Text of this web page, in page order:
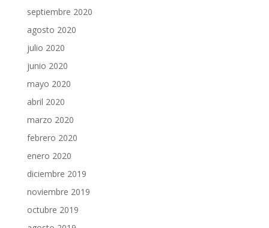
septiembre 2020
agosto 2020
julio 2020
junio 2020
mayo 2020
abril 2020
marzo 2020
febrero 2020
enero 2020
diciembre 2019
noviembre 2019
octubre 2019